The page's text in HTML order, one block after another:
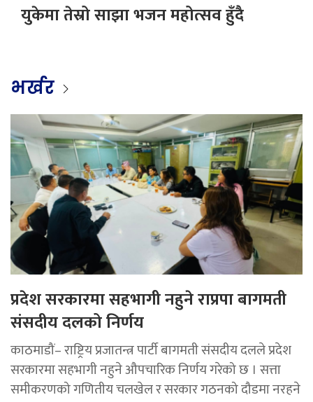
युकेमा तेस्रो साझा भजन महोत्सव हुँदै
भर्खर
प्रदेश सरकारमा सहभागी नहुने राप्रपा बागमती
संसदीय दलको निर्णय
काठमाडौं– राष्ट्रिय प्रजातन्त्र पार्टी बागमती संसदीय दलले प्रदेश
सरकारमा सहभागी नहुने औपचारिक निर्णय गरेको छ । सत्ता
समीकरणको गणितीय चलखेल र सरकार गठनको दौडमा नरहने